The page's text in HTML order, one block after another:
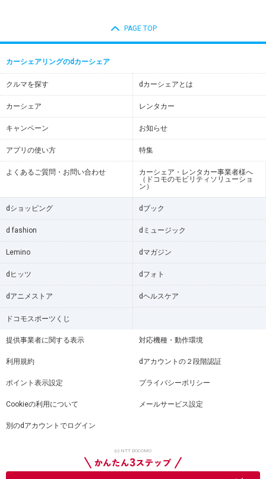
PAGE TOP
カーシェアリングのdカーシェア
クルマを探す dカーシェアとは
カーシェア レンタカー
キャンペーン お知らせ
アプリの使い方 特集
よくあるご質問・お問い合わせ
カーシェア・レンタカー事業者様へ
（ドコモのモビリティソリューショ
ン）
dショッピング dブック
d fashion dミュージック
Lemino dマガジン
dヒッツ dフォト
dアニメストア dヘルスケア
ドコモスポーツくじ
提供事業者に関する表示 対応機種・動作環境
利用規約 dアカウントの２段階認証
ポイント表示設定 プライバシーポリシー
Cookieの利用について メールサービス設定
別のdアカウントでログイン
(c) NTT DOCOMO